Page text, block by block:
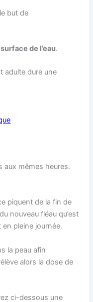
but de
surface de l’eau.
adulte dure une
aux mêmes heures.
piquent de la fin de
nouveau fléau qu’est
pleine journée.
la peau afin
alors la dose de
ci-dessous une